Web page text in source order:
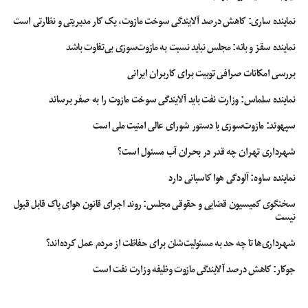
مجموعه است. بیماران می‌توانند با مراجعه به سایت تکنو شنوا، اطلاعات کاملی
درباره انواع تست‌ سرگیجه، روش‌های درمانی و نحوه تعیین وقت دریافت کنند. این
ویژگی به آن‌ها کمک می‌کند تا پیش از مراجعه حضوری، اطلاعات لازم را درباره
وضعیت خود به دست آورده و تصمیم آگاهانه‌تری بگیرند.
بهترین روش‌های تست سرگیجه در تکنو شنوا
در مرکز تکنو شنوا، از روش‌های متعددی برای بررسی علت سرگیجه استفاده می‌شود.
هر یک از این تست‌ سرگیجه برای ارزیابی بخش‌های مختلف سیستم تعادلی طراحی
شده‌اند و به پزشکان کمک می‌کنند تا دقیق‌ترین تشخیص ممکن را ارائه دهند.
ویدئونیستاگموگرافی (VNG)
عملکرد سیستم تعادلی و شنوایی است. در این روش، حرکات غیرطبیعی چشم بیمار
هنگام تغییر موقعیت سر یا تحریکات خاص بررسی می‌شود. این تست می‌تواند
نماینده ساری: کاهش درصد آلایندگی سوخت مازوت، یک کار مدیریتی و نظارتی است
نماینده سقز و بانه: مجلس نباید نسبت به مازوت‌سوزی بی‌تفاوت باشد
بررسی امکانات صرافی توبیت برای کاربران ایرانی
نماینده سلماس: وزارت نفت باید آلایندگی سوخت مازوت را به صفر برساند
سپهوند:‌ مازوت‌سوزی با دستور شورای عالی امنیت ملی است
شهرداری تهران چه قدر در بحران آب مسئول است؟
نماینده ساوه: آلودگی هوا کاسبانی دارد
سخنگوی کمیسیون قضایی و حقوقی مجلس: روند اجرای قانون هوای پاک قابل قبول
نیست
شهرداری‌ها تا چه حد به مسئولیت‌شان برای حفاظت از مردم عمل کرده‌اند؟
جوکار: کاهش درصد آلایندگی مازوت وظیفه وزارت نفت است